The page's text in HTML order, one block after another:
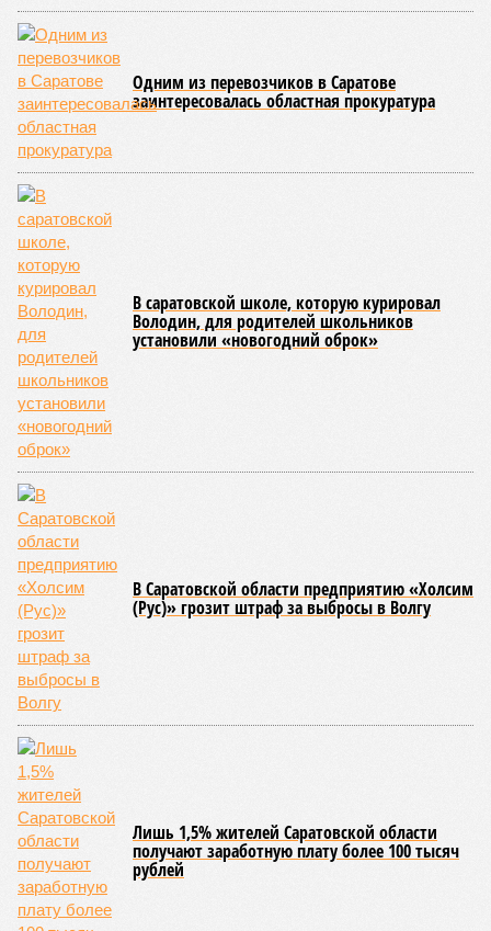
Одним из перевозчиков в Саратове
заинтересовалась областная прокуратура
В саратовской школе, которую курировал
Володин, для родителей школьников
установили «новогодний оброк»
В Саратовской области предприятию «Холсим
(Рус)» грозит штраф за выбросы в Волгу
Лишь 1,5% жителей Саратовской области
получают заработную плату более 100 тысяч
рублей